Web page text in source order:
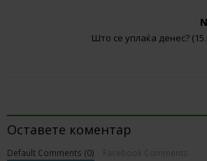
Што се уплаќа денес?
Оставете коментар
Default Comments (0)